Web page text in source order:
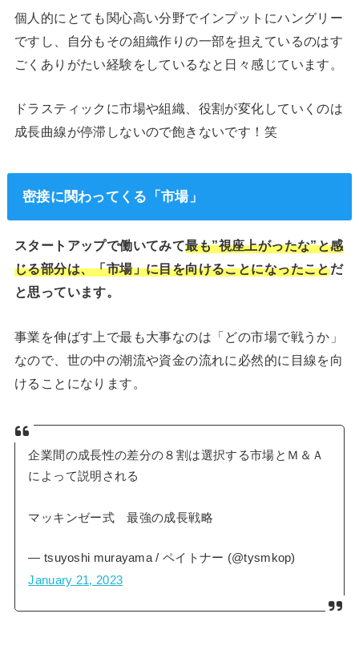
個人的にとても関心高い分野でインプットにハングリー
ですし、自分もその組織作りの一部を担えているのはす
ごくありがたい経験をしているなと日々感じています。
ドラスティックに市場や組織、役割が変化していくのは
成長曲線が停滞しないので飽きないです！笑
密接に関わってくる「市場」
スタートアップで働いてみて最も”視座上がったな”と感
じる部分は、「市場」に目を向けることになったことだ
と思っています。
事業を伸ばす上で最も大事なのは「どの市場で戦うか」
なので、世の中の潮流や資金の流れに必然的に目線を向
けることになります。
企業間の成長性の差分の８割は選択する市場とＭ＆Ａ
によって説明される
マッキンゼー式 最強の成長戦略
— tsuyoshi murayama / ペイトナー (@tysmkop)
January 21, 2023